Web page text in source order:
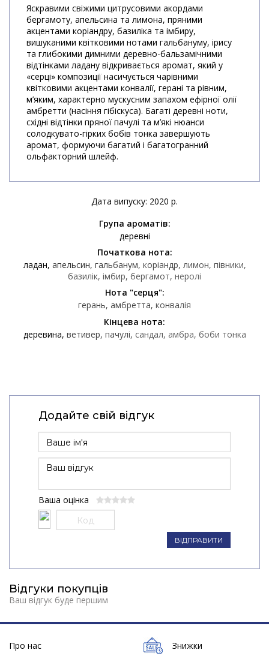
Яскравими свіжими цитрусовими акордами
бергамоту, апельсина та лимона, пряними
акцентами коріандру, базиліка та імбиру,
вишуканими квітковими нотами гальбануму, ірису
та глибокими димними деревно-бальзамічними
відтінками ладану відкривається аромат, який у
«серці» композиції насичується чарівними
квітковими акцентами конвалії, герані та рівним,
м’яким, характерно мускусним запахом ефірної олії
амбретти (насіння гібіскуса). Багаті деревні ноти,
східні відтінки пряної пачулі та м’які нюанси
солодкувато-гірких бобів тонка завершують
аромат, формуючи багатий і багатогранний
ольфакторний шлейф.
Дата випуску: 2020 р.
Група ароматів:
деревні
Початкова нота:
ладан апельсин гальбанум коріандр лимон півники
базилік імбир бергамот неролі
Нота "серця":
герань амбретта конвалія
Кінцева нота:
деревина ветивер пачулі сандал амбра боби тонка
Додайте свій відгук
Ваша оцінка
ВІДПРАВИТИ
Відгуки покупців
Ваш відгук буде першим
Про нас Знижки